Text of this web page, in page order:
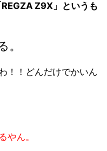
Z9X」というも
！！どんだけでかいん
やん。